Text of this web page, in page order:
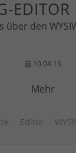
EDITOR
über den
10.04.15
Mehr
Editor